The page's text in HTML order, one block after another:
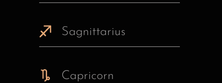
Sagnittarius
Capricorn